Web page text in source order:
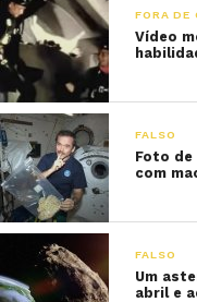
FORA DE
Vídeo
FALSO
Foto de
com
FALSO
Um
abril e